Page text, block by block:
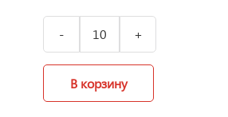
В корзину